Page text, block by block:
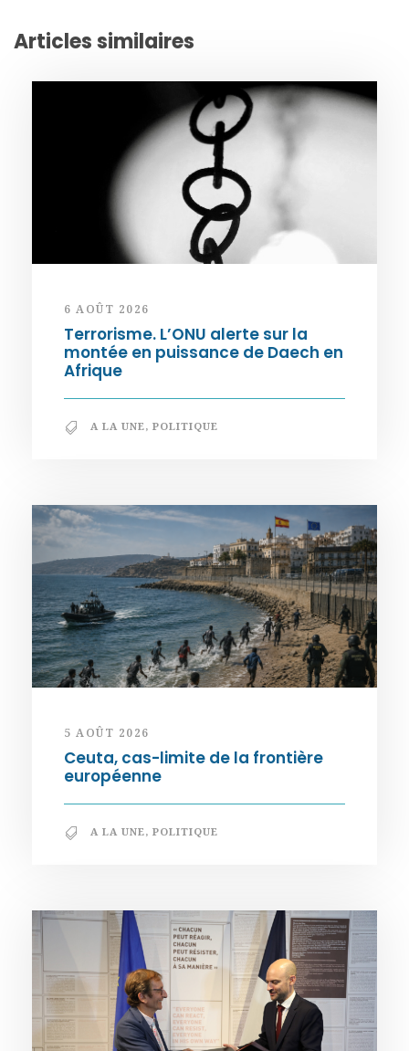
Articles similaires
6 AOÛT 2026
Terrorisme. L’ONU alerte sur la
montée en puissance de Daech en
Afrique
A LA UNE, POLITIQUE
5 AOÛT 2026
Ceuta, cas-limite de la frontière
européenne
A LA UNE, POLITIQUE